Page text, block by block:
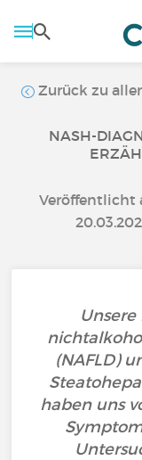
Zurück zu
NASH-
Veröffentlicht
(NAFLD)
haben uns